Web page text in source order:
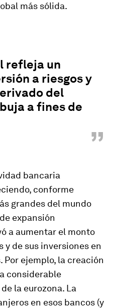
más sólida.
refleja un
a riesgos y
del
a fines de
”
bancaria
conforme
grandes del mundo
expansión
a aumentar el monto
y de sus inversiones en
ejemplo, la creación
considerable
la eurozona. La
en esos bancos (y